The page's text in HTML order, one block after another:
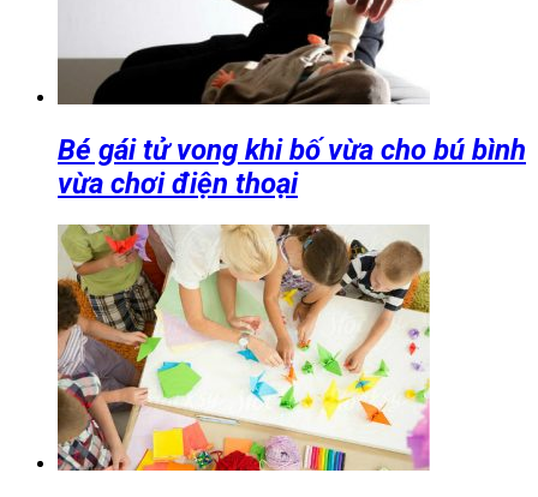
Bé gái tử vong khi bố vừa cho bú bình
vừa chơi điện thoại